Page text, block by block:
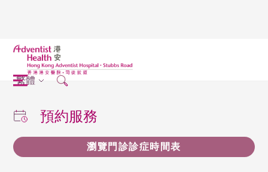
繁體
預約服務
瀏覽門診診症時間表